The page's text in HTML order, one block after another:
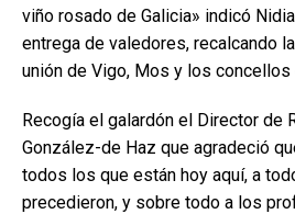
viño rosado de Galicia» indicó
entrega de valedores, recalcando
unión de Vigo, Mos y los concellos
Recogía el galardón el Director de
González-de Haz que agradeció
todos los que están hoy aquí, a
precedieron, y sobre todo a los